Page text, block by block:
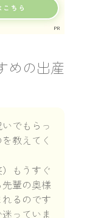
めの出産
でもらっ
教えてく
）もうすぐ
輩の奥様
るのです
っていま